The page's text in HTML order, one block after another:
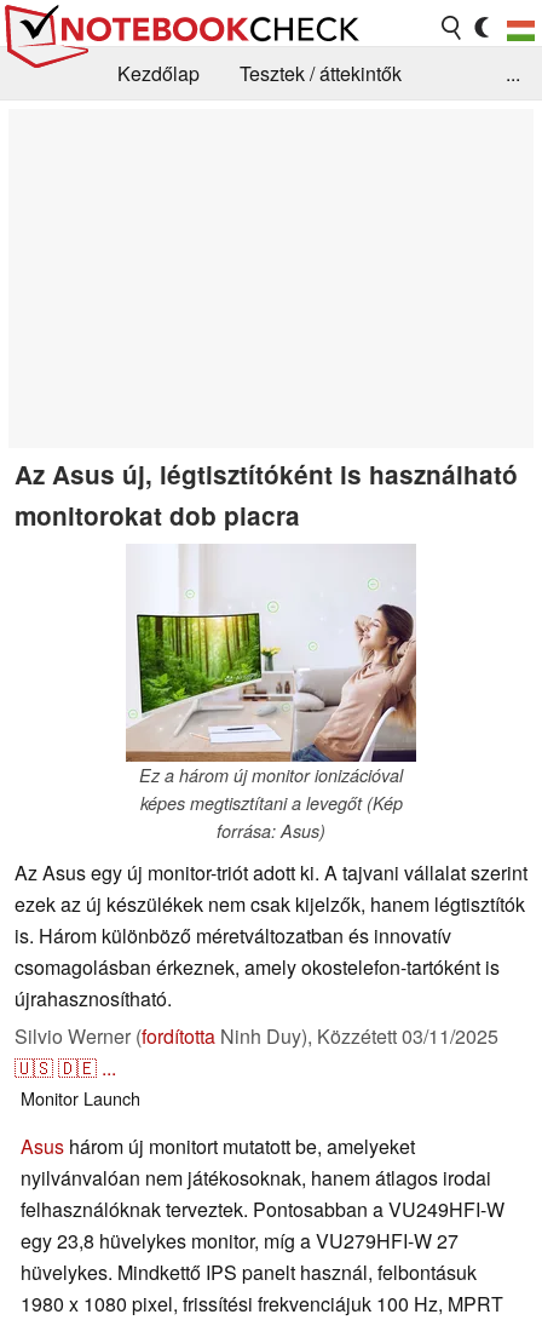
Kezdőlap
Tesztek / áttekintők
...
Az Asus új, légtisztítóként is használható
monitorokat dob piacra
Ez a három új monitor ionizációval
képes megtisztítani a levegőt (Kép
forrása: Asus)
Az Asus egy új monitor-triót adott ki. A tajvani vállalat szerint
ezek az új készülékek nem csak kijelzők, hanem légtisztítók
is. Három különböző méretváltozatban és innovatív
csomagolásban érkeznek, amely okostelefon-tartóként is
újrahasznosítható.
Silvio Werner (fordította Ninh Duy), Közzétett03/11/2025
🇺🇸🇩🇪 ...
Monitor Launch
Asus három új monitort mutatott be, amelyeket
nyilvánvalóan nem játékosoknak, hanem átlagos irodai
felhasználóknak terveztek. Pontosabban a VU249HFI-W
egy 23,8 hüvelykes monitor, míg a VU279HFI-W 27
hüvelykes. Mindkettő IPS panelt használ, felbontásuk
1980 x 1080 pixel, frissítési frekvenciájuk 100 Hz, MPRT